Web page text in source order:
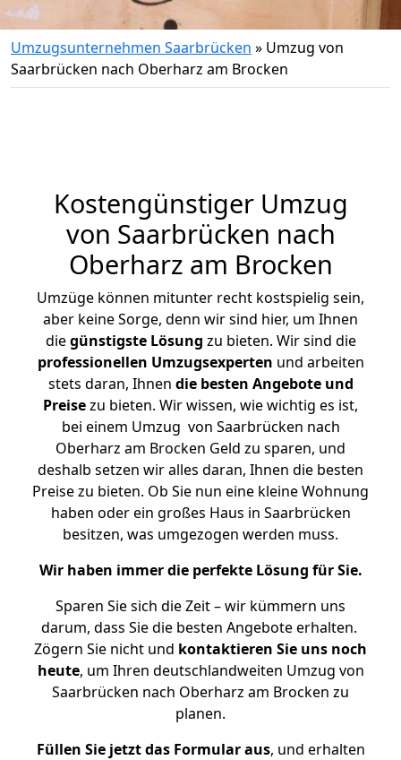
Umzugsunternehmen Saarbrücken » Umzug von
Saarbrücken nach Oberharz am Brocken
Kostengünstiger Umzug
von Saarbrücken nach
Oberharz am Brocken
Umzüge können mitunter recht kostspielig sein,
aber keine Sorge, denn wir sind hier, um Ihnen
diegünstigste Lösung zu bieten. Wir sind die
professionellen Umzugsexperten und arbeiten
stets daran, Ihnen die besten Angebote und
Preisezu bieten. Wir wissen, wie wichtig es ist,
bei einem Umzug von Saarbrücken nach
Oberharz am Brocken Geld zu sparen, und
deshalb setzen wir alles daran, Ihnen die besten
Preise zu bieten. Ob Sie nun eine kleine Wohnung
haben oder ein großes Haus in Saarbrücken
besitzen, was umgezogen werden muss.
Wir haben immer die perfekte Lösung für Sie.
Sparen Sie sich die Zeit – wir kümmern uns
darum, dass Sie die besten Angebote erhalten.
Zögern Sie nicht und kontaktieren Sie uns noch
heute, um Ihren deutschlandweiten Umzug von
Saarbrücken nach Oberharz am Brocken zu
planen.
Füllen Sie jetzt das Formular aus, und erhalten